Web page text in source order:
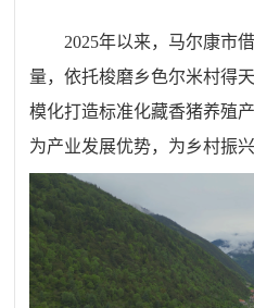
2025年以来，马尔康市
量，依托梭磨乡色尔米村得
模化打造标准化藏香猪养殖
为产业发展优势，为乡村振